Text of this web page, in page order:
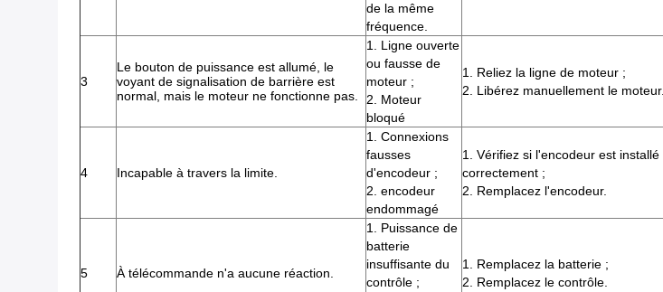
de la même
fréquence.
3
Le bouton de puissance est allumé, le
voyant de signalisation de barrière est
normal, mais le moteur ne fonctionne pas.
1. Ligne ouverte
ou fausse de
moteur ;
2. Moteur
bloqué
1. Reliez la ligne de moteur ;
2. Libérez manuellement le moteur.
4 Incapable à travers la limite.
1. Connexions
fausses
d'encodeur ;
2. encodeur
endommagé
1. Vérifiez si l'encodeur est installé
correctement ;
2. Remplacez l'encodeur.
5 À télécommande n'a aucune réaction.
1. Puissance de
batterie
insuffisante du
contrôle ;
1. Remplacez la batterie ;
2. Remplacez le contrôle.